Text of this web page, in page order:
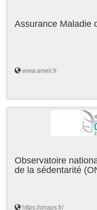
Assurance Maladie
www.ameli.fr
Observatoire
de la sédentarité
https://onaps.fr/